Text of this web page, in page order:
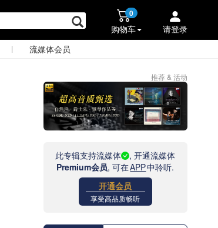
0
购物车 请登录
| 流媒体会员
推荐 & 活动
此专辑支持流媒体
, 开通流媒体
Premium会员, 可在APP中聆听.
开通会员
享受高品质畅听